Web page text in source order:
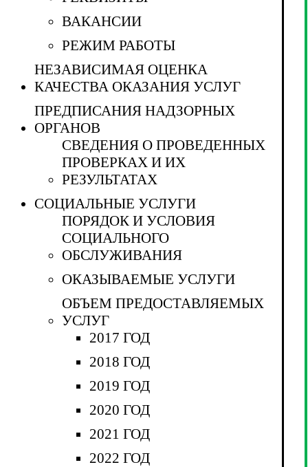
ВАКАНСИИ
РЕЖИМ РАБОТЫ
НЕЗАВИСИМАЯ ОЦЕНКА
КАЧЕСТВА ОКАЗАНИЯ УСЛУГ
ПРЕДПИСАНИЯ НАДЗОРНЫХ
ОРГАНОВ
СВЕДЕНИЯ О ПРОВЕДЕННЫХ
ПРОВЕРКАХ И ИХ
РЕЗУЛЬТАТАХ
СОЦИАЛЬНЫЕ УСЛУГИ
ПОРЯДОК И УСЛОВИЯ
СОЦИАЛЬНОГО
ОБСЛУЖИВАНИЯ
ОКАЗЫВАЕМЫЕ УСЛУГИ
ОБЪЕМ ПРЕДОСТАВЛЯЕМЫХ
УСЛУГ
2017 ГОД
2018 ГОД
2019 ГОД
2020 ГОД
2021 ГОД
2022 ГОД